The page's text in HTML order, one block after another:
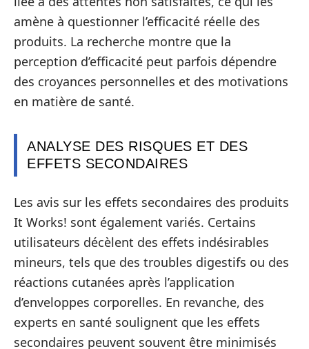
amène à questionner l’efficacité réelle des
produits. La recherche montre que la
perception d’efficacité peut parfois dépendre
des croyances personnelles et des motivations
en matière de santé.
ANALYSE DES RISQUES ET DES
EFFETS SECONDAIRES
Les avis sur les effets secondaires des produits
It Works! sont également variés. Certains
utilisateurs décèlent des effets indésirables
mineurs, tels que des troubles digestifs ou des
réactions cutanées après l’application
d’enveloppes corporelles. En revanche, des
experts en santé soulignent que les effets
secondaires peuvent souvent être minimisés